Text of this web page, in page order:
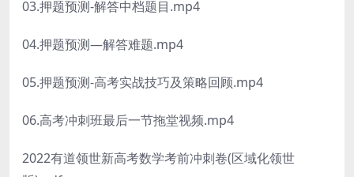
03.押题预测-解答中档题目.mp4
04.押题预测—解答难题.mp4
05.押题预测-高考实战技巧及策略回顾.mp4
06.高考冲刺班最后一节拖堂视频.mp4
2022有道领世新高考数学考前冲刺卷(区域化领世